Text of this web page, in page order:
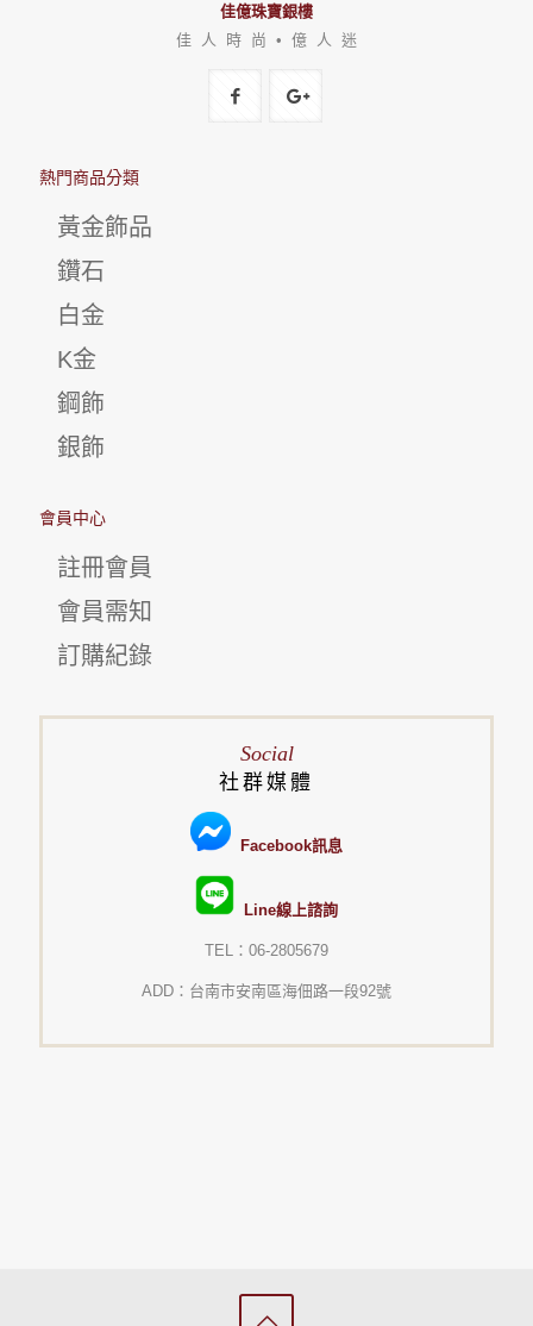
佳億珠寶銀樓
佳 人 時 尚 • 億 人 迷
熱門商品分類
黃金飾品
鑽石
白金
K金
鋼飾
銀飾
會員中心
註冊會員
會員需知
訂購紀錄
Social
社群媒體
Facebook訊息
Line線上諮詢
TEL：06-2805679
ADD：台南市安南區海佃路一段92號